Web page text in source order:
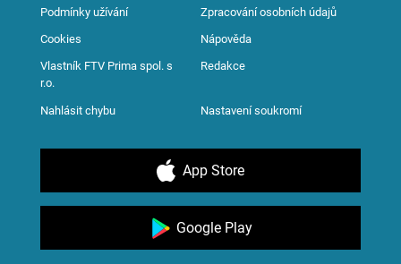
Podmínky užívání Zpracování osobních údajů
Cookies Nápověda
Vlastník FTV Prima spol. s
r.o.
Redakce
Nahlásit chybu Nastavení soukromí
App Store
Google Play